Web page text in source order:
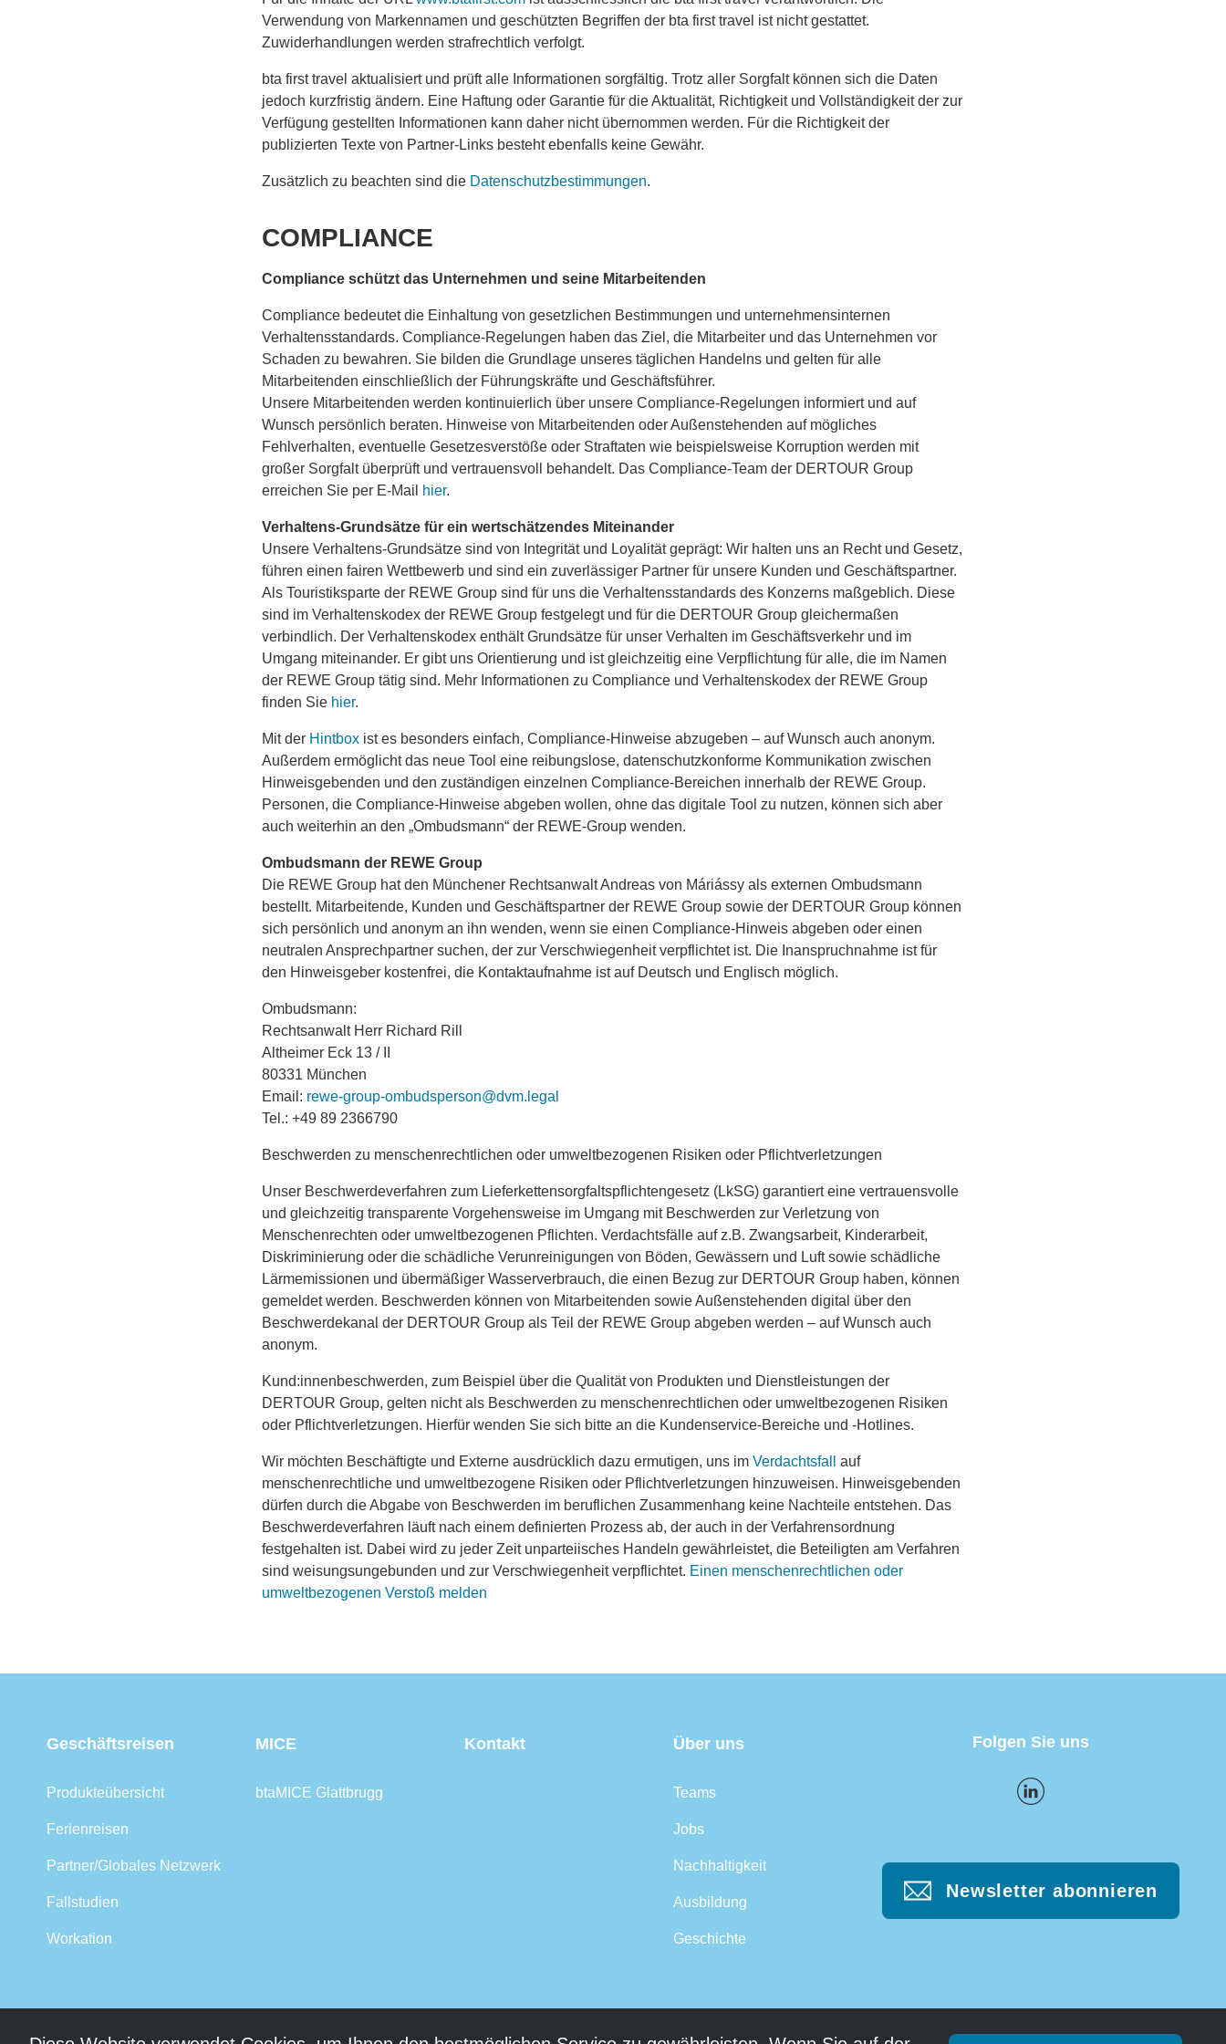
Verwendung von Markennamen und geschützten Begriffen der bta first travel ist nicht gestattet.
Zuwiderhandlungen werden strafrechtlich verfolgt.
bta first travel aktualisiert und prüft alle Informationen sorgfältig. Trotz aller Sorgfalt können sich die Daten
jedoch kurzfristig ändern. Eine Haftung oder Garantie für die Aktualität, Richtigkeit und Vollständigkeit der zur
Verfügung gestellten Informationen kann daher nicht übernommen werden. Für die Richtigkeit der
publizierten Texte von Partner-Links besteht ebenfalls keine Gewähr.
Zusätzlich zu beachten sind die Datenschutzbestimmungen.
COMPLIANCE
Compliance schützt das Unternehmen und seine Mitarbeitenden
Compliance bedeutet die Einhaltung von gesetzlichen Bestimmungen und unternehmensinternen
Verhaltensstandards. Compliance-Regelungen haben das Ziel, die Mitarbeiter und das Unternehmen vor
Schaden zu bewahren. Sie bilden die Grundlage unseres täglichen Handelns und gelten für alle
Mitarbeitenden einschließlich der Führungskräfte und Geschäftsführer.
Unsere Mitarbeitenden werden kontinuierlich über unsere Compliance-Regelungen informiert und auf
Wunsch persönlich beraten. Hinweise von Mitarbeitenden oder Außenstehenden auf mögliches
Fehlverhalten, eventuelle Gesetzesverstöße oder Straftaten wie beispielsweise Korruption werden mit
großer Sorgfalt überprüft und vertrauensvoll behandelt. Das Compliance-Team der DERTOUR Group
erreichen Sie per E-Mail
hier.
Verhaltens-Grundsätze für ein wertschätzendes Miteinander
Unsere Verhaltens-Grundsätze sind von Integrität und Loyalität geprägt: Wir halten uns an Recht und Gesetz,
führen einen fairen Wettbewerb und sind ein zuverlässiger Partner für unsere Kunden und Geschäftspartner.
Als Touristiksparte der REWE Group sind für uns die Verhaltensstandards des Konzerns maßgeblich. Diese
sind im Verhaltenskodex der REWE Group festgelegt und für die DERTOUR Group gleichermaßen
verbindlich. Der Verhaltenskodex enthält Grundsätze für unser Verhalten im Geschäftsverkehr und im
Umgang miteinander. Er gibt uns Orientierung und ist gleichzeitig eine Verpflichtung für alle, die im Namen
der REWE Group tätig sind. Mehr Informationen zu Compliance und Verhaltenskodex der REWE Group
finden Sie hier.
Mit der Hintbox ist es besonders einfach, Compliance-Hinweise abzugeben – auf Wunsch auch anonym.
Außerdem ermöglicht das neue Tool eine reibungslose, datenschutzkonforme Kommunikation zwischen
Hinweisgebenden und den zuständigen einzelnen Compliance-Bereichen innerhalb der REWE Group.
Personen, die Compliance-Hinweise abgeben wollen, ohne das digitale Tool zu nutzen, können sich aber
auch weiterhin an den „Ombudsmann“ der REWE-Group wenden.
Ombudsmann der REWE Group
Die REWE Group hat den Münchener Rechtsanwalt Andreas von Máriássy als externen Ombudsmann
bestellt. Mitarbeitende, Kunden und Geschäftspartner der REWE Group sowie der DERTOUR Group können
sich persönlich und anonym an ihn wenden, wenn sie einen Compliance-Hinweis abgeben oder einen
neutralen Ansprechpartner suchen, der zur Verschwiegenheit verpflichtet ist. Die Inanspruchnahme ist für
den Hinweisgeber kostenfrei, die Kontaktaufnahme ist auf Deutsch und Englisch möglich.
Ombudsmann:
Rechtsanwalt Herr Richard Rill
Altheimer Eck 13 / II
80331 München
Email: rewe-group-ombudsperson@dvm.legal
Tel.: +49 89 2366790
Beschwerden zu menschenrechtlichen oder umweltbezogenen Risiken oder Pflichtverletzungen
Unser Beschwerdeverfahren zum Lieferkettensorgfaltspflichtengesetz (LkSG) garantiert eine vertrauensvolle
und gleichzeitig transparente Vorgehensweise im Umgang mit Beschwerden zur Verletzung von
Menschenrechten oder umweltbezogenen Pflichten. Verdachtsfälle auf z.B. Zwangsarbeit, Kinderarbeit,
Diskriminierung oder die schädliche Verunreinigungen von Böden, Gewässern und Luft sowie schädliche
Lärmemissionen und übermäßiger Wasserverbrauch, die einen Bezug zur DERTOUR Group haben, können
gemeldet werden. Beschwerden können von Mitarbeitenden sowie Außenstehenden digital über den
Beschwerdekanal der DERTOUR Group als Teil der REWE Group abgeben werden – auf Wunsch auch
anonym.
Kund:innenbeschwerden, zum Beispiel über die Qualität von Produkten und Dienstleistungen der
DERTOUR Group, gelten nicht als Beschwerden zu menschenrechtlichen oder umweltbezogenen Risiken
oder Pflichtverletzungen. Hierfür wenden Sie sich bitte an die Kundenservice-Bereiche und -Hotlines.
Wir möchten Beschäftigte und Externe ausdrücklich dazu ermutigen, uns im Verdachtsfall
auf
menschenrechtliche und umweltbezogene Risiken oder Pflichtverletzungen hinzuweisen. Hinweisgebenden
dürfen durch die Abgabe von Beschwerden im beruflichen Zusammenhang keine Nachteile entstehen. Das
Beschwerdeverfahren läuft nach einem definierten Prozess ab, der auch in der Verfahrensordnung
festgehalten ist. Dabei wird zu jeder Zeit unparteiisches Handeln gewährleistet, die Beteiligten am Verfahren
sind weisungsungebunden und zur Verschwiegenheit verpflichtet. Einen menschenrechtlichen oder
umweltbezogenen Verstoß melden
Geschäftsreisen
Produkteübersicht
Ferienreisen
Partner/Globales Netzwerk
Fallstudien
Workation
MICE
btaMICE Glattbrugg
Kontakt Über uns
Teams
Jobs
Nachhaltigkeit
Ausbildung
Geschichte
Folgen Sie uns
Newsletter abonnieren